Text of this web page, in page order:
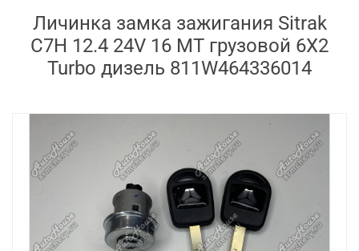
Личинка замка зажигания Sitrak
C7H 12.4 24V 16 MT грузовой 6X2
Turbo дизель 811W464336014